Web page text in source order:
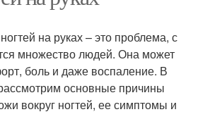
на руках – это проблема, с
множество людей. Она может
боль и даже воспаление. В
основные причины
вокруг ногтей, ее симптомы и